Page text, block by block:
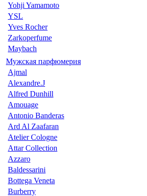
Yohji Yamamoto
YSL
Yves Rocher
Zarkoperfume
Maybach
Мужская парфюмерия
Ajmal
Alexandre.J
Alfred Dunhill
Amouage
Antonio Banderas
Ard Al Zaafaran
Atelier Cologne
Attar Collection
Azzaro
Baldessarini
Bottega Veneta
Burberry